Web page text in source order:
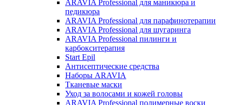
ARAVIA Professional для маникюра и
педикюра
ARAVIA Professional для парафинотерапии
ARAVIA Professional для шугаринга
ARAVIA Professional пилинги и
карбокситерапия
Start Epil
Антисептические средства
Наборы ARAVIA
Тканевые маски
Уход за волосами и кожей головы
ARAVIA Professional полимерные воски